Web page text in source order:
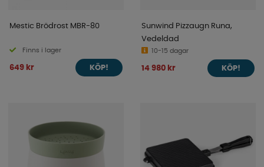
Mestic Brödrost MBR-80
Finns i lager
649 kr KÖP!
Sunwind Pizzaugn Runa,
Vedeldad
10-15 dagar
14 980 kr KÖP!